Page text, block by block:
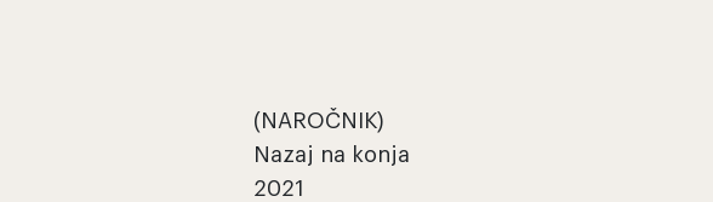
(NAROČNIK)
Nazaj na konja
2021